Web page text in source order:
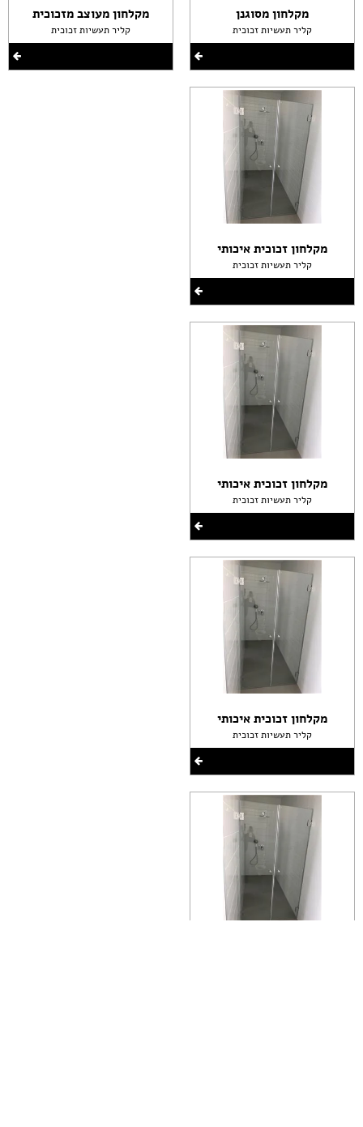
מקלחון מסוגנן
קליר תעשיות זכוכית
מקלחון מעוצב מזכוכית
קליר תעשיות זכוכית
מקלחון זכוכית איכותי
קליר תעשיות זכוכית
מקלחון זכוכית איכותי
קליר תעשיות זכוכית
מקלחון זכוכית איכותי
קליר תעשיות זכוכית